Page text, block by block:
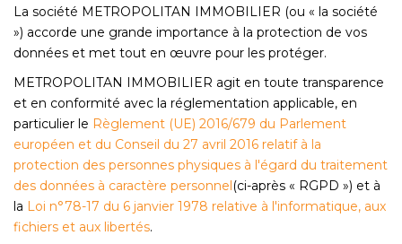
CONTACT
EN ES
La société METROPOLITAN IMMOBILIER (ou « la société
») accorde une grande importance à la protection de vos
données et met tout en œuvre pour les protéger.
METROPOLITAN IMMOBILIER agit en toute transparence
et en conformité avec la réglementation applicable, en
particulier le Règlement (UE) 2016/679 du Parlement
européen et du Conseil du 27 avril 2016 relatif à la
protection des personnes physiques à l'égard du traitement
des données à caractère personnel(ci-après « RGPD ») et à
la Loi n°78-17 du 6 janvier 1978 relative à l'informatique, aux
fichiers et aux libertés.